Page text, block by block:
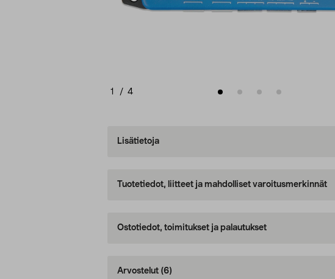
1 / 4
Lisätietoja
Tuotetiedot, liitteet ja mahdolliset varoitusmerkinnät
Ostotiedot, toimitukset ja palautukset
Arvostelut (6)